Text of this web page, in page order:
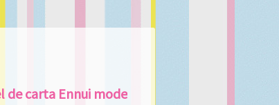
de carta Ennui mode